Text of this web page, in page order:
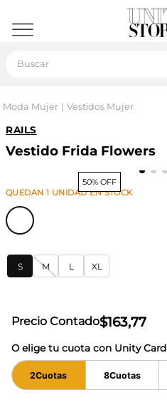
Moda Mujer Vestidos Mujer
RAILS
Vestido Frida Flowers
50% OFF
QUEDAN1 UNIDADEN STOCK
S M L XL
Precio Contado$163,77
O elige tu cuota con Unity Card
2Cuotas 8Cuotas